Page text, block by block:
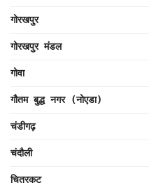
गोरखपुर
गोरखपुर मंडल
गोवा
गौतम बुद्ध नगर (नोएडा)
चंडीगढ़
चंदौली
चित्रकूट